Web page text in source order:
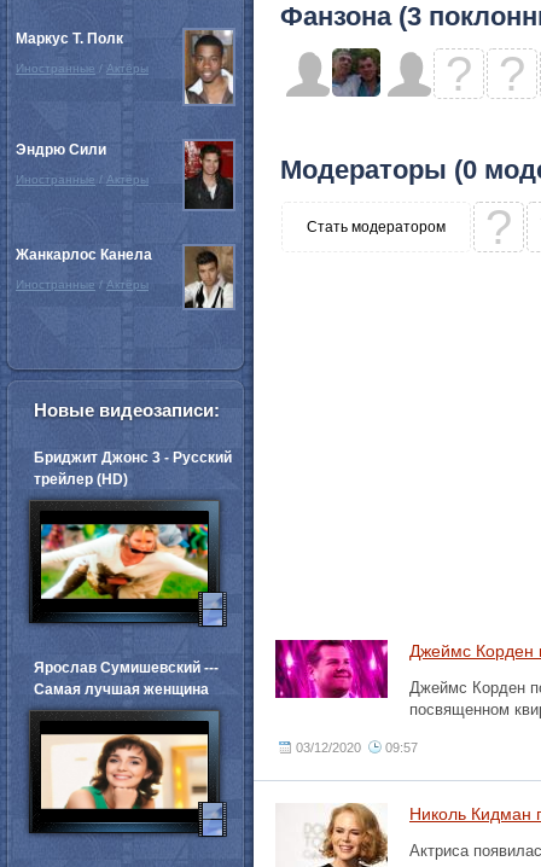
Фанзона (3
? ?
Модераторы (0
Стать модератором ?
Джеймс Корден
Джеймс Корден
посвященном
03/12/2020 09:57
Николь Кидман
Актриса
Маркус Т. Полк
Иностранные / Актёры
Эндрю Сили
Иностранные / Актёры
Жанкарлос Канела
Иностранные / Актёры
Новые видеозаписи:
Бриджит Джонс 3 - Русский
трейлер (HD)
Ярослав Сумишевский ---
Самая лучшая женщина